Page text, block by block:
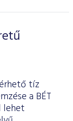
tíz
a BÉT
lehet